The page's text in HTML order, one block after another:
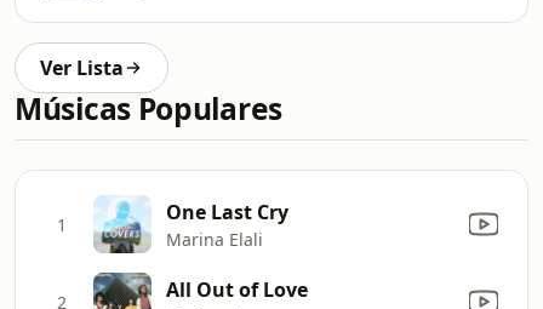
Ver Lista
Músicas Populares
1 One Last Cry
Marina Elali
2 All Out of Love